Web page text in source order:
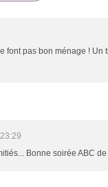
font pas bon ménage ! Un
Bonne soirée ABC